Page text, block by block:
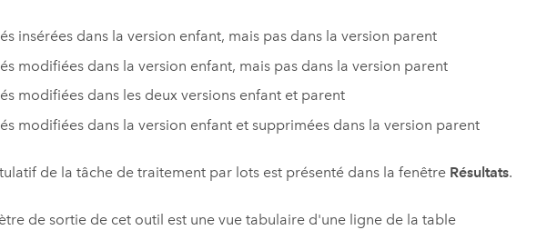
insérées dans la version enfant, mais pas dans la version parent
modifiées dans la version enfant, mais pas dans la version parent
modifiées dans les deux versions enfant et parent
modifiées dans la version enfant et supprimées dans la version parent
de la tâche de traitement par lots est présenté dans la fenêtre Résultats.
de sortie de cet outil est une vue tabulaire d'une ligne de la table